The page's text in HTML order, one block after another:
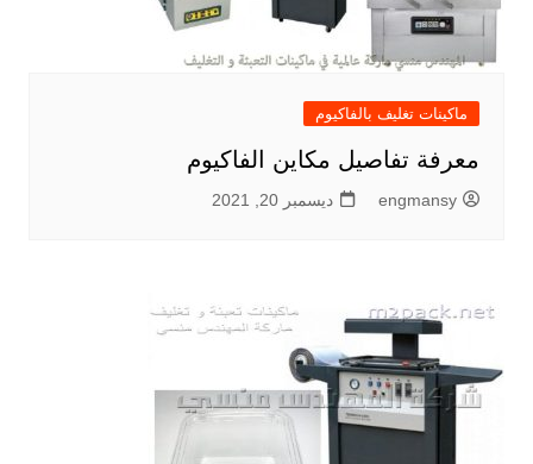
ماكينات تغليف بالفاكيوم
معرفة تفاصيل مكاين الفاكيوم
engmansy ديسمبر 20, 2021